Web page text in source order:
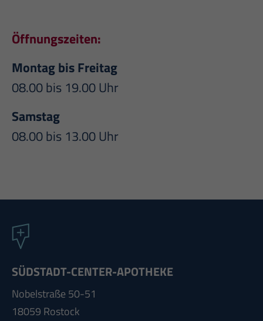
Öffnungszeiten:
Montag bis Freitag
08.00 bis 19.00 Uhr
Samstag
08.00 bis 13.00 Uhr
SÜDSTADT-CENTER-APOTHEKE
Nobelstraße 50-51
18059 Rostock